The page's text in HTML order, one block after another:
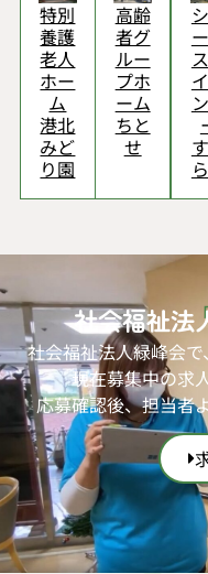
特別
養護
老人
ホー
ム
港北
みど
り園
高齢
者グ
ルー
プホ
ーム
ちと
せ
社会福祉法
社会福祉法人緑峰会
現在募集中の求
応募確認後、担当者